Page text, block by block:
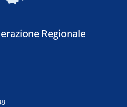
Regionale